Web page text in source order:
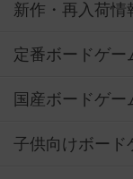
新作・再入荷情
定番ボードゲー
国産ボードゲー
子供向けボード